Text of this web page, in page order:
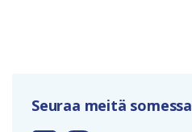
Seuraa meitä somessa